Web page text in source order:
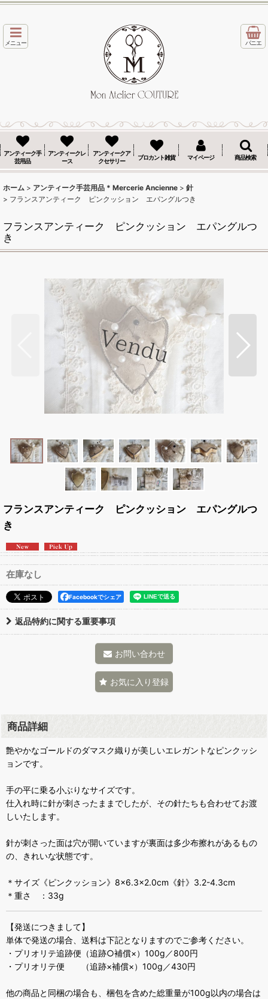
メニュー パニエ
アンティーク手
芸用品
アンティークレ
ース
アンティークア
クセサリー
ブロカント雑貨 マイページ 商品検索
ホーム > アンティーク手芸用品 * Mercerie Ancienne > 針
> フランスアンティーク ピンクッション エパングルつき
フランスアンティーク ピンクッション エパングルつ
き
フランスアンティーク ピンクッション エパングルつ
き
在庫なし
Facebookでシェア
返品特約に関する重要事項
お問い合わせ
お気に入り登録
商品詳細
艶やかなゴールドのダマスク織りが美しいエレガントなピンクッシ
ョンです。
手の平に乗る小ぶりなサイズです。
仕入れ時に針が刺さったままでしたが、その針たちも合わせてお渡
しいたします。
針が刺さった面は穴が開いていますが裏面は多少布擦れがあるもの
の、きれいな状態です。
＊サイズ《ピンクッション》8×6.3×2.0cm《針》3.2-4.3cm
＊重さ ：33g
【発送につきまして】
単体で発送の場合、送料は下記となりますのでご参考ください。
・プリオリテ追跡便（追跡○補償×）100g／800円
・プリオリテ便 （追跡×補償×）100g／430円
他の商品と同梱の場合も、梱包を含めた総重量が100g以内の場合は